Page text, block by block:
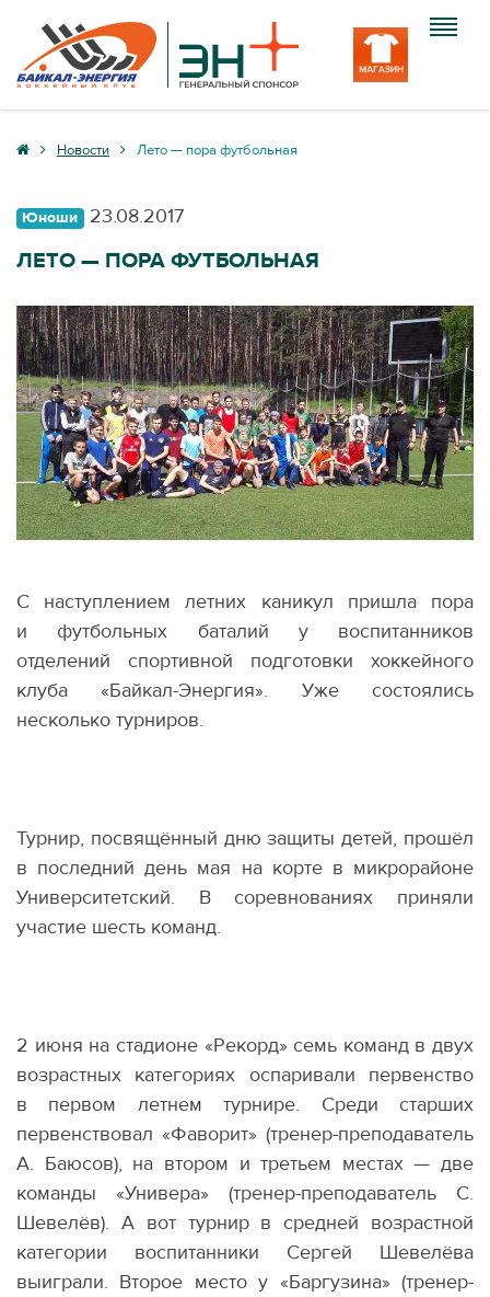
Клуб
Вход
Новости Лето — пора футбольная
Юноши 23.08.2017
ЛЕТО — ПОРА ФУТБОЛЬНАЯ
С наступлением летних каникул пришла пора
и футбольных баталий у воспитанников
отделений спортивной подготовки хоккейного
клуба
«Байкал-Энергия». Уже состоялись
несколько турниров.
Турнир, посвящённый дню защиты детей, прошёл
в последний день мая на корте в микрорайоне
Университетский. В соревнованиях приняли
участие шесть команд.
2 июня на стадионе «Рекорд» семь команд в двух
возрастных категориях оспаривали первенство
в первом летнем турнире. Среди старших
первенствовал «Фаворит» (тренер-преподаватель
А. Баюсов), на втором и третьем местах — две
команды
«Универа» (тренер-преподаватель С.
Шевелёв). А вот турнир в средней возрастной
категории воспитанники Сергей Шевелёва
выиграли. Второе место у «Баргузина» (тренер-